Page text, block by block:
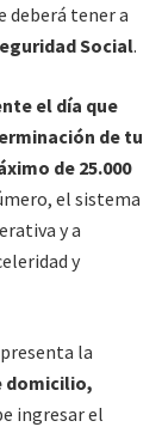
deberá tener a
Social.
el día que
de tu
de 25.000
el sistema
y a
y
la
domicilio,
ingresar el